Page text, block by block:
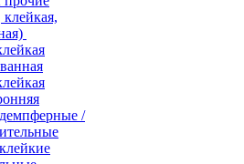
/